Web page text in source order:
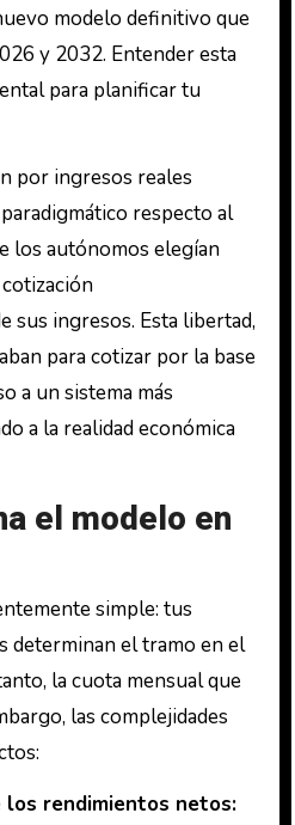
modelo definitivo que
y 2032. Entender esta
para planificar tu
por ingresos reales
respecto al
los autónomos elegían
sus ingresos. Esta libertad,
para cotizar por la base
a un sistema más
a la realidad económica
el modelo en
simple: tus
determinan el tramo en el
la cuota mensual que
las complejidades
los rendimientos netos: